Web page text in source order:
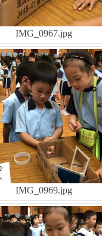
IMG_0967.jpg
IMG_0969.jpg